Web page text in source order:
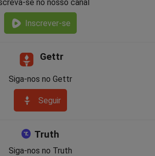
se no nosso canal
Inscrever-se
Gettr
Siga-nos no Gettr
Seguir
Truth
Siga-nos no Truth